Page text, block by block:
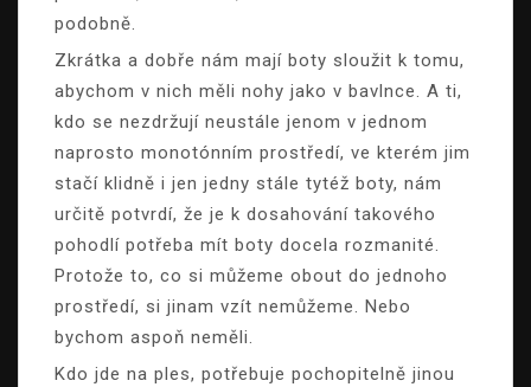
podobně.
Zkrátka a dobře nám mají boty sloužit k tomu,
abychom v nich měli nohy jako v bavlnce. A ti,
kdo se nezdržují neustále jenom v jednom
naprosto monotónním prostředí, ve kterém jim
stačí klidně i jen jedny stále tytéž boty, nám
určitě potvrdí, že je k dosahování takového
pohodlí potřeba mít boty docela rozmanité.
Protože to, co si můžeme obout do jednoho
prostředí, si jinam vzít nemůžeme. Nebo
bychom aspoň neměli.
Kdo jde na ples, potřebuje pochopitelně jinou